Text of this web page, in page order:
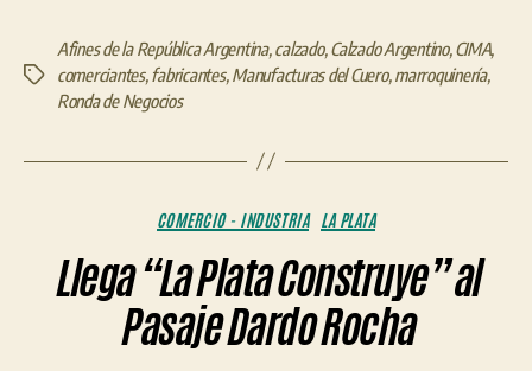
Etiquetas
Afines de la República Argentina,calzado,Calzado Argentino,CIMA,
comerciantes,fabricantes,Manufacturas del Cuero,marroquinería,
Ronda de Negocios
Categorías
COMERCIO - INDUSTRIA LA PLATA
Llega “La Plata Construye” al
Pasaje Dardo Rocha